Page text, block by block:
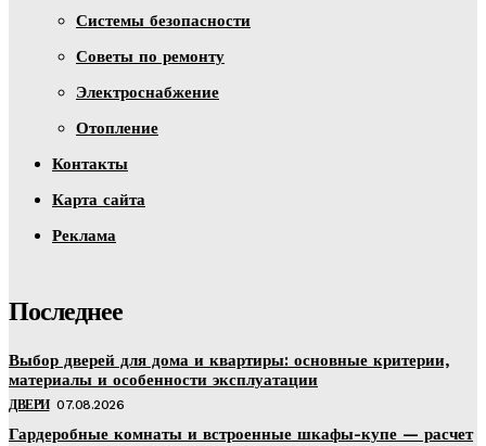
Системы безопасности
Советы по ремонту
Электроснабжение
Отопление
Контакты
Карта сайта
Реклама
Последнее
Выбор дверей для дома и квартиры: основные критерии,
материалы и особенности эксплуатации
ДВЕРИ 07.08.2026
Гардеробные комнаты и встроенные шкафы-купе — расчет